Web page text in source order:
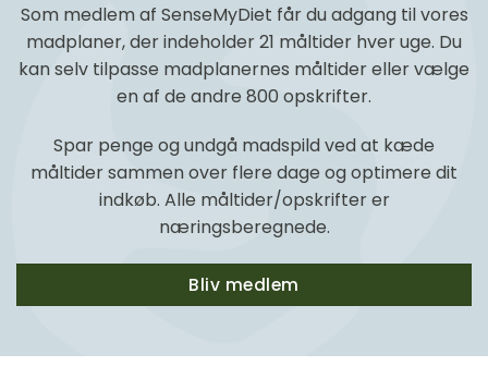
Som medlem af SenseMyDiet får du adgang til vores
madplaner, der indeholder 21 måltider hver uge. Du
kan selv tilpasse madplanernes måltider eller vælge
en af de andre 800 opskrifter.
Spar penge og undgå madspild ved at kæde
måltider sammen over flere dage og optimere dit
indkøb. Alle måltider/opskrifter er
næringsberegnede.
Bliv medlem